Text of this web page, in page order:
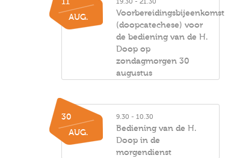
AUG.
Voorbereidingsbijeenkomst
(doopcatechese) voor
de bediening van de H.
Doop op
zondagmorgen 30
augustus
30
AUG.
9.30 - 10.30
Bediening van de H.
Doop in de
morgendienst